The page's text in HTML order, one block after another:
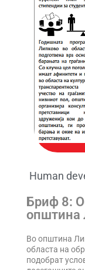
Human
Бриф 8:
општина
Во општина
областа на
подобрат